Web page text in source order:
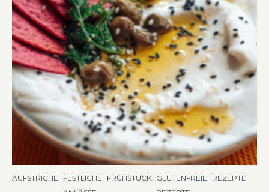
AUFSTRICHE
FESTLICHE
FRÜHSTÜCK GLUTENFREIE
REZEPTE